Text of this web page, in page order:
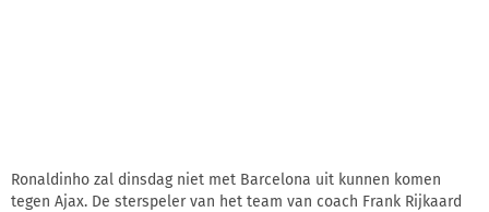
Ronaldinho zal dinsdag niet met Barcelona uit kunnen komen
tegen Ajax. De sterspeler van het team van coach Frank Rijkaard